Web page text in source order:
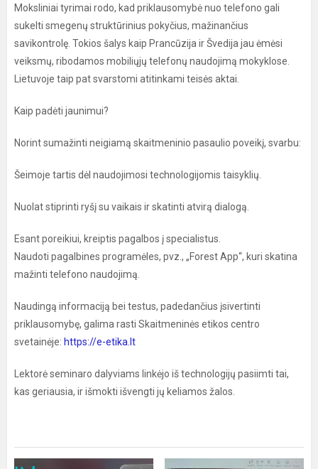
Moksliniai tyrimai rodo, kad priklausomybė nuo telefono gali
sukelti smegenų struktūrinius pokyčius, mažinančius
savikontrolę. Tokios šalys kaip Prancūzija ir Švedija jau ėmėsi
veiksmų, ribodamos mobiliųjų telefonų naudojimą mokyklose.
Lietuvoje taip pat svarstomi atitinkami teisės aktai.
Kaip padėti jaunimui?
Norint sumažinti neigiamą skaitmeninio pasaulio poveikį, svarbu:
Šeimoje tartis dėl naudojimosi technologijomis taisyklių.
Nuolat stiprinti ryšį su vaikais ir skatinti atvirą dialogą.
Esant poreikiui, kreiptis pagalbos į specialistus.
Naudoti pagalbines programėles, pvz., „Forest App“, kuri skatina
mažinti telefono naudojimą.
Naudingą informaciją bei testus, padedančius įsivertinti
priklausomybę, galima rasti Skaitmeninės etikos centro
svetainėje: https://e-etika.lt
Lektorė seminaro dalyviams linkėjo iš technologijų pasiimti tai,
kas geriausia, ir išmokti išvengti jų keliamos žalos.